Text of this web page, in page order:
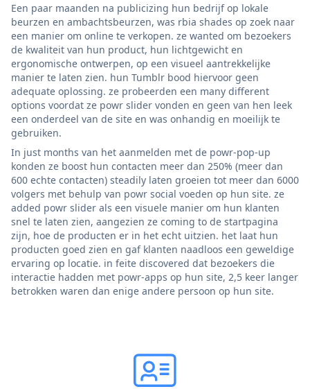
Een paar maanden na publicizing hun bedrijf op lokale
beurzen en ambachtsbeurzen, was rbia shades op zoek naar
een manier om online te verkopen. ze wanted om bezoekers
de kwaliteit van hun product, hun lichtgewicht en
ergonomische ontwerpen, op een visueel aantrekkelijke
manier te laten zien. hun Tumblr bood hiervoor geen
adequate oplossing. ze probeerden een many different
options voordat ze powr slider vonden en geen van hen leek
een onderdeel van de site en was onhandig en moeilijk te
gebruiken.
In just months van het aanmelden met de powr-pop-up
konden ze boost hun contacten meer dan 250% (meer dan
600 echte contacten) steadily laten groeien tot meer dan 6000
volgers met behulp van powr social voeden op hun site. ze
added powr slider als een visuele manier om hun klanten
snel te laten zien, aangezien ze coming to de startpagina
zijn, hoe de producten er in het echt uitzien. het laat hun
producten goed zien en gaf klanten naadloos een geweldige
ervaring op locatie. in feite discovered dat bezoekers die
interactie hadden met powr-apps op hun site, 2,5 keer langer
betrokken waren dan enige andere persoon op hun site.